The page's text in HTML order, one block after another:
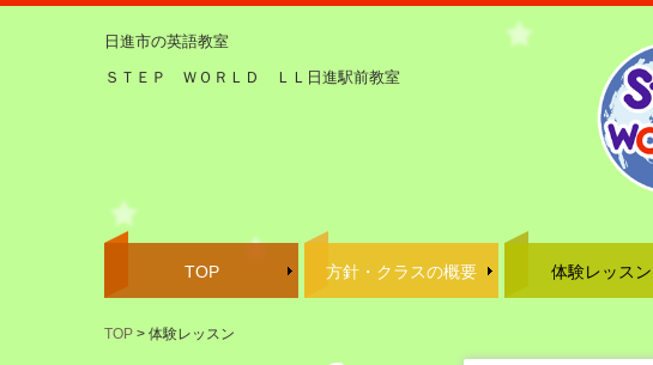
日進市の英語教室
ＳＴＥＰ ＷＯＲＬＤ ＬＬ日進駅前教室
TOP
方針・クラスの概要
体験レッスン
TOP 体験レッスン